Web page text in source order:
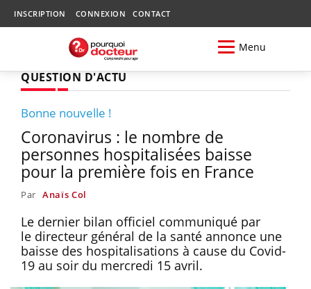
INSCRIPTION CONNEXION CONTACT
Menu
QUESTION D'ACTU
Bonne nouvelle !
Coronavirus : le nombre de
personnes hospitalisées baisse
pour la première fois en France
Par Anaïs Col
Le dernier bilan officiel communiqué par
le directeur général de la santé annonce une
baisse des hospitalisations à cause du Covid-
19 au soir du mercredi 15 avril.